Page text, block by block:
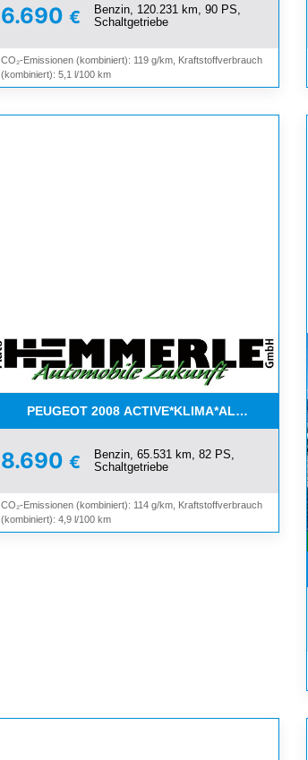
6.690 €
Benzin, 120.231 km, 90 PS,
Schaltgetriebe
CO₂-Emissionen (kombiniert): 119 g/km, Kraftstoffverbrauch
(kombiniert): 5,1 l/100 km
PEUGEOT 2008
8.690 €
Benzin, 65.531 km, 82 PS,
Schaltgetriebe
CO₂-Emissionen (kombiniert): 114 g/km, Kraftstoffverbrauch
(kombiniert): 4,9 l/100 km